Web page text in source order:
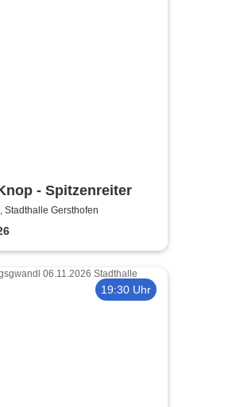
- Spitzenreiter
Stadthalle Gersthofen
19:30 Uhr